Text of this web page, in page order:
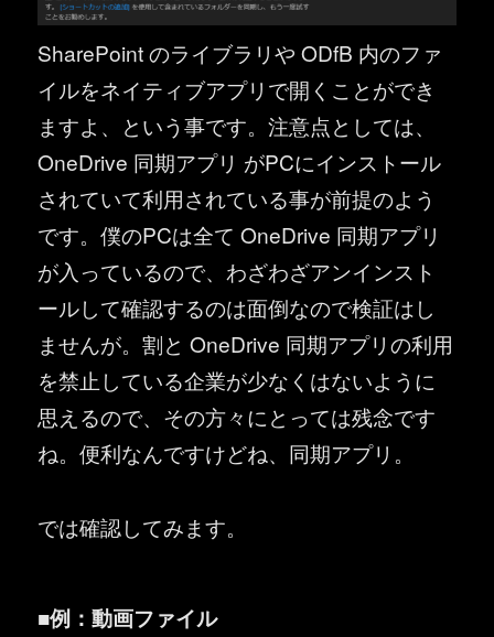
SharePoint のライブラリや ODfB 内のファ
イルをネイティブアプリで開くことができ
ますよ、という事です。注意点としては、
OneDrive 同期アプリ がPCにインストール
されていて利用されている事が前提のよう
です。僕のPCは全て OneDrive 同期アプリ
が入っているので、わざわざアンインスト
ールして確認するのは面倒なので検証はし
ませんが。割と OneDrive 同期アプリの利用
を禁止している企業が少なくはないように
思えるので、その方々にとっては残念です
ね。便利なんですけどね、同期アプリ。
では確認してみます。
■例：動画ファイル